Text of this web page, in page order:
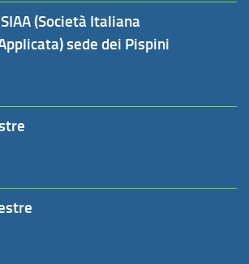
(Società Italiana
sede dei Pispini